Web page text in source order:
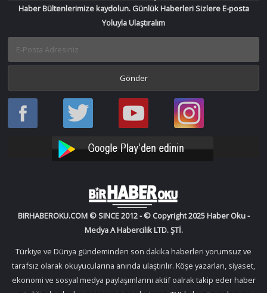
Haber Bültenlerimize kaydolun. Günlük Haberleri Sizlere E-posta
Yoluyla Ulaştıralım
Haber
Oku
Haber
Oku
Bir
Haber
YouTube
Bir
Haber
Instagram
BIRHABEROKU.COM © SINCE 2012 - © Copyright 2025 Haber Oku -
Medya A Habercilik LTD. ŞTİ.
Türkiye ve Dünya gündeminden son dakika haberleri yorumsuz ve
tarafsız olarak okuyucularına anında ulaştırılır. Köşe yazarları, siyaset,
ekonomi ve sosyal medya paylaşımlarını aktif oalrak takip eder haber